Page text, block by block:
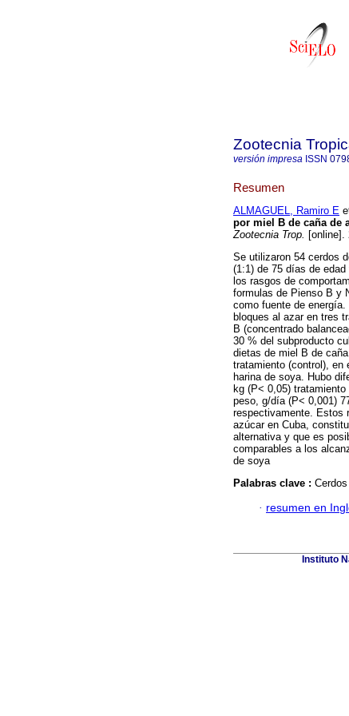
Zootecnia
versión impresa ISSN
Resumen
ALMAGUEL, Ramiro E
por miel B de caña de
Zootecnia Trop. [online].
Se utilizaron 54 cerdos
(1:1) de 75 días de
los rasgos de
formulas de Pienso B y
como fuente de
bloques al azar en tres
B (concentrado
30 % del subproducto
dietas de miel B de
tratamiento (control), en
harina de soya. Hubo
kg (P< 0,05)
peso, g/día (P< 0,001)
respectivamente. Estos
azúcar en Cuba,
alternativa y que es
comparables a los
de soya
Palabras clave :
· resumen en
Instituto